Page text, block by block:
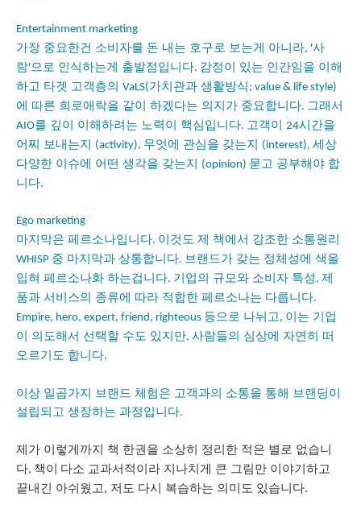
Entertainment marketing
가장 중요한건 소비자를 돈 내는 호구로 보는게 아니라, '사
람'으로 인식하는게 출발점입니다. 감정이 있는 인간임을 이해
하고 타겟 고객층의 VaLS(가치관과 생활방식 ; value & life style)
에 따른 희로애락을 같이 하겠다는 의지가 중요합니다. 그래서
AIO를 깊이 이해하려는 노력이 핵심입니다. 고객이 24시간을
어찌 보내는지 (activity), 무엇에 관심을 갖는지 (interest), 세상
다양한 이슈에 어떤 생각을 갖는지 (opinion) 묻고 공부해야 합
니다.
Ego marketing
마지막은 페르소나입니다. 이것도 제 책에서 강조한 소통원리
WHISP 중 마지막과 상통합니다. 브랜드가 갖는 정체성에 색을
입혀 페르소나화 하는겁니다. 기업의 규모와 소비자 특성 , 제
품과 서비스의 종류에 따라 적합한 페르소나는 다릅니다.
Empire, hero, expert, friend, righteous 등으로 나뉘고 , 이는 기업
이 의도해서 선택할 수도 있지만, 사람들의 심상에 자연히 떠
오르기도 합니다.
이상 일곱가지 브랜드 체험은 고객과의 소통을 통해 브랜딩이
설립되고 생장하는 과정입니다.
제가 이렇게까지 책 한권을 소상히 정리한 적은 별로 없습니
다. 책이 다소 교과서적이라 지나치게 큰 그림만 이야기하고
끝내긴 아쉬웠고, 저도 다시 복습하는 의미도 있습니다.